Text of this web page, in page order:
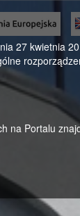
27 kwietnia
na Portalu